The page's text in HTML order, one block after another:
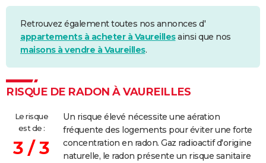
Retrouvez également toutes nos annonces d'
appartements à acheter à Vaureillesainsi que nos
maisons à vendre à Vaureilles.
RISQUE DE RADON À VAUREILLES
Le risque
est de :
3 / 3
Un risque élevé nécessite une aération
fréquente des logements pour éviter une forte
concentration en radon. Gaz radioactif d'origine
naturelle, le radon présente un risque sanitaire